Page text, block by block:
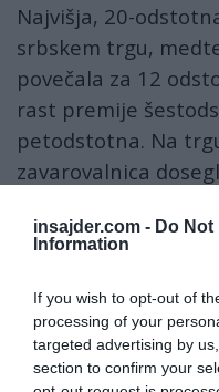
insajder.com - Do Not
Information
If you wish to opt-out of
processing of your
targeted advertising by
section to confirm your
Najvišja, 20-
srbskem trgu,
povečala za 12
rast premije
petodstotna. Na
zavarovalnica
povečanje premije.
dejavnosti potrjuje
količnik, ki na ravni
odstotka, na ravni